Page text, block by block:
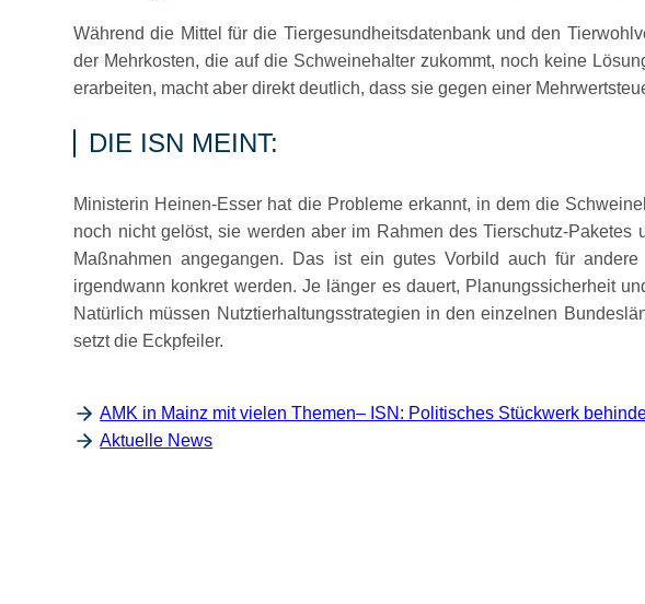
Während die Mittel für die Tiergesundheitsdatenbank und den
der Mehrkosten, die auf die Schweinehalter zukommt, noch keine
erarbeiten, macht aber direkt deutlich, dass sie gegen einer
DIE ISN MEINT:
Ministerin Heinen-Esser hat die Probleme erkannt, in dem die
noch nicht gelöst, sie werden aber im Rahmen des Tierschutz-
Maßnahmen angegangen. Das ist ein gutes Vorbild auch für
irgendwann konkret werden. Je länger es dauert, Planungssicherheit
Natürlich müssen Nutztierhaltungsstrategien in den einzelnen
setzt die Eckpfeiler.
AMK in Mainz mit vielen Themen– ISN: Politisches Stückwerk
Aktuelle News